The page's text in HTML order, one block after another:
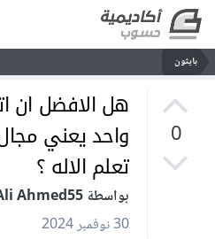
بايثون
0
هل الافضل
واحد يعني
تعلم الاله ؟
بواسطة Ali Ahmed55
30 نوفمبر 2024